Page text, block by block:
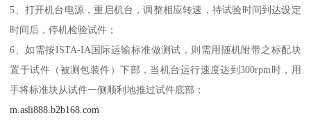
5、打开机台电源，重启机台，调整相应转速，待试验时间到达设定
时间后，停机检验试件；
6、如需按ISTA-IA国际运输标准做测试，则需用随机附带之标配块
置于试件（被测包装件）下部，当机台运行速度达到300rpm时，用
手将标准块从试件一侧顺利地推过试件底部；
m.asli888.b2b168.com